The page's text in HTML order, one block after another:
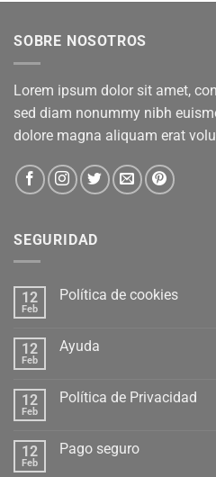
SOBRE NOSOTROS
Lorem ipsum dolor sit amet,
sed diam nonummy nibh
dolore magna aliquam erat
SEGURIDAD
12
Feb
Política de cookies
12
Feb
Ayuda
12
Feb
Política de Privacidad
12
Feb
Pago seguro